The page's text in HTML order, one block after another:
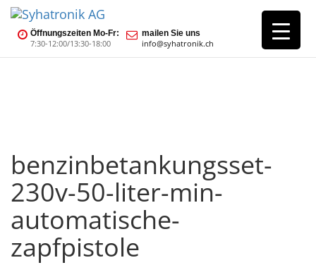
Öffnungszeiten Mo-Fr:
7:30-12:00/13:30-18:00
mailen Sie uns
info@syhatronik.ch
benzinbetankungsset-
230v-50-liter-min-
automatische-
zapfpistole